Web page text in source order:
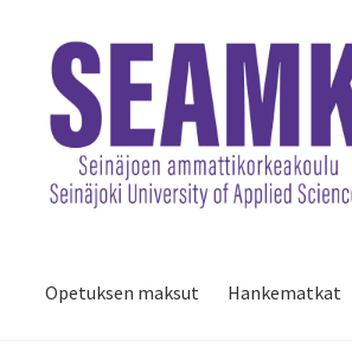
Siirry
navigointiin
Siirry
sisältöön
Opetuksen maksut Hankematkat